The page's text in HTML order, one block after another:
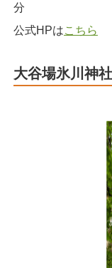
分
公式HPはこちら
大谷場氷川神